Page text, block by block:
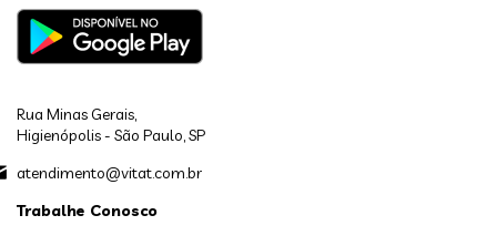
Rua Minas Gerais,
Higienópolis - São Paulo, SP
atendimento@vitat.com.br
Trabalhe Conosco